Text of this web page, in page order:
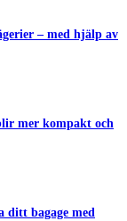
– med hjälp av
mer kompakt och
ditt bagage med